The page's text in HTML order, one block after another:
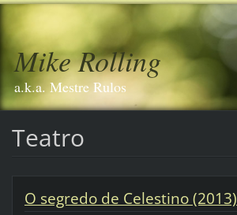
Mike Rolling
a.k.a. Mestre Rulos
Teatro
O segredo de Celestino (2013)